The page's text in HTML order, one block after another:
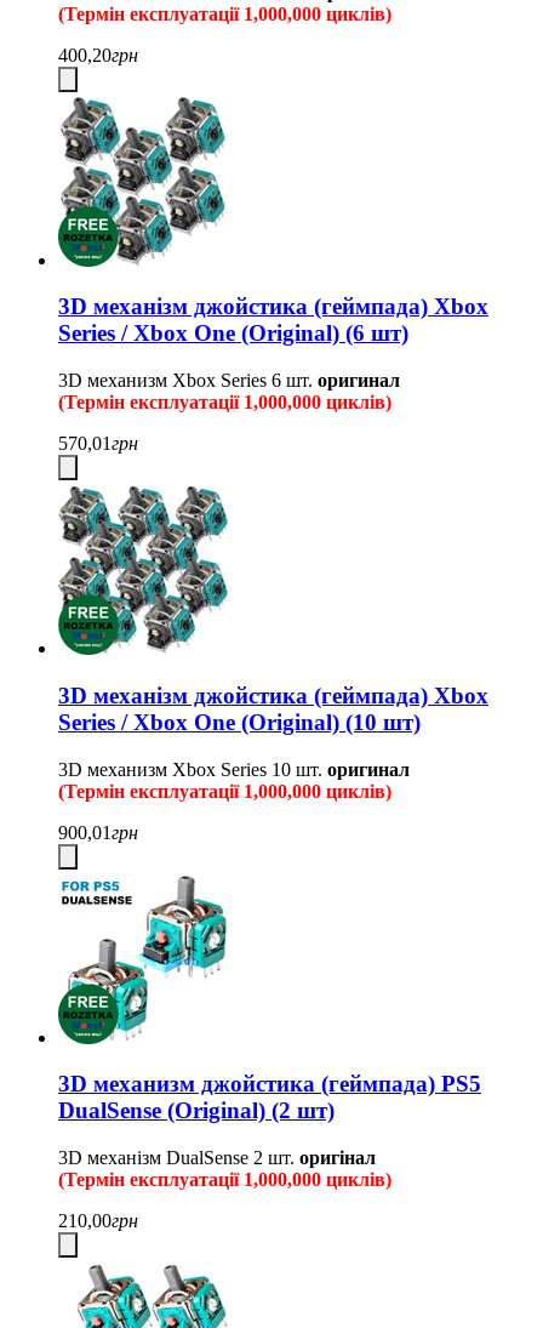
(Термін експлуатації 1,000,000 циклів)
400,20грн
3D механізм джойстика (геймпада) Xbox
Series / Xbox One (Original) (6 шт)
3D механизм Xbox Series 6 шт. оригинал
(Термін експлуатації 1,000,000 циклів)
570,01грн
3D механізм джойстика (геймпада) Xbox
Series / Xbox One (Original) (10 шт)
3D механизм Xbox Series 10 шт. оригинал
(Термін експлуатації 1,000,000 циклів)
900,01грн
3D механизм джойстика (геймпада) PS5
DualSense (Original) (2 шт)
3D механізм DualSense 2 шт. оригінал
(Термін експлуатації 1,000,000 циклів)
210,00грн